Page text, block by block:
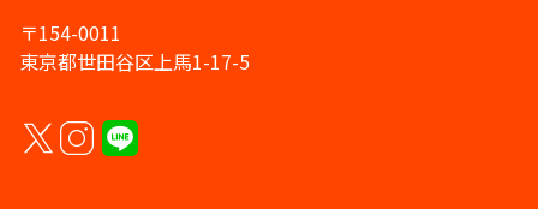
〒154-0011
東京都世田谷区上馬1-17-5